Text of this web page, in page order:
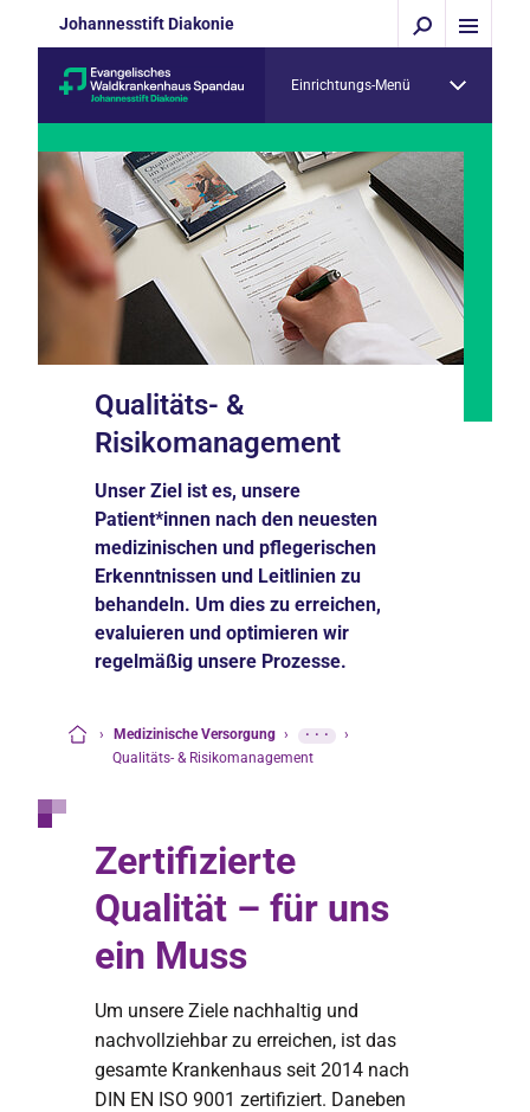
Johannesstift Diakonie
Einrichtungs-Menü
Qualitäts- &
Risikomanagement
Unser Ziel ist es, unsere
Patient*innen nach den neuesten
medizinischen und pflegerischen
Erkenntnissen und Leitlinien zu
behandeln. Um dies zu erreichen,
evaluieren und optimieren wir
regelmäßig unsere Prozesse.
› Medizinische Versorgung › ···
›
Qualitäts- & Risikomanagement
Zertifizierte
Qualität – für uns
ein Muss
Um unsere Ziele nachhaltig und
nachvollziehbar zu erreichen, ist das
gesamte Krankenhaus seit 2014 nach
DIN EN ISO 9001 zertifiziert. Daneben